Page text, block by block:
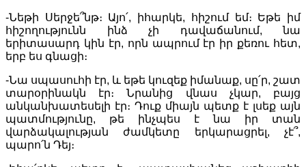
-Նեթի Սերջե՞նթ։ Այո՛, իհարկե, հիշում եմ։ Եթե իմ
հիշողությունն ինձ չի դավաճանում, նա
երիտասարդ կին էր, որն ապրում էր իր քեռու հետ,
երբ ես գնացի։
-Նա սպասուհի էր, և եթե կուզեք իմանաք, սը՛ր, շատ
տարօրինակն էր։ Նրանից վնաս չկար, բայց
անկանխատեսելի էր։ Դուք միայն պետք է լսեք այն
պատմությունը, թե ինչպես է նա իր տան
վարձակալության ժամկետը երկարացրել, չէ՞,
պարո՛ն Դեյ։